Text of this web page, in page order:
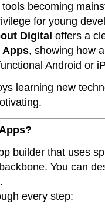
becoming
for young
Digital offers a
Apps, showing how
Android or
learning new
builder that uses
You can
every step: